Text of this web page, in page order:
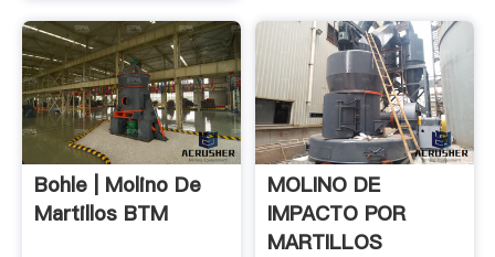
Bohle | Molino De
Martillos BTM
MOLINO DE
IMPACTO POR
MARTILLOS